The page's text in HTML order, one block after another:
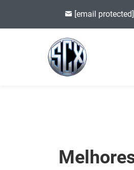
[email protected]